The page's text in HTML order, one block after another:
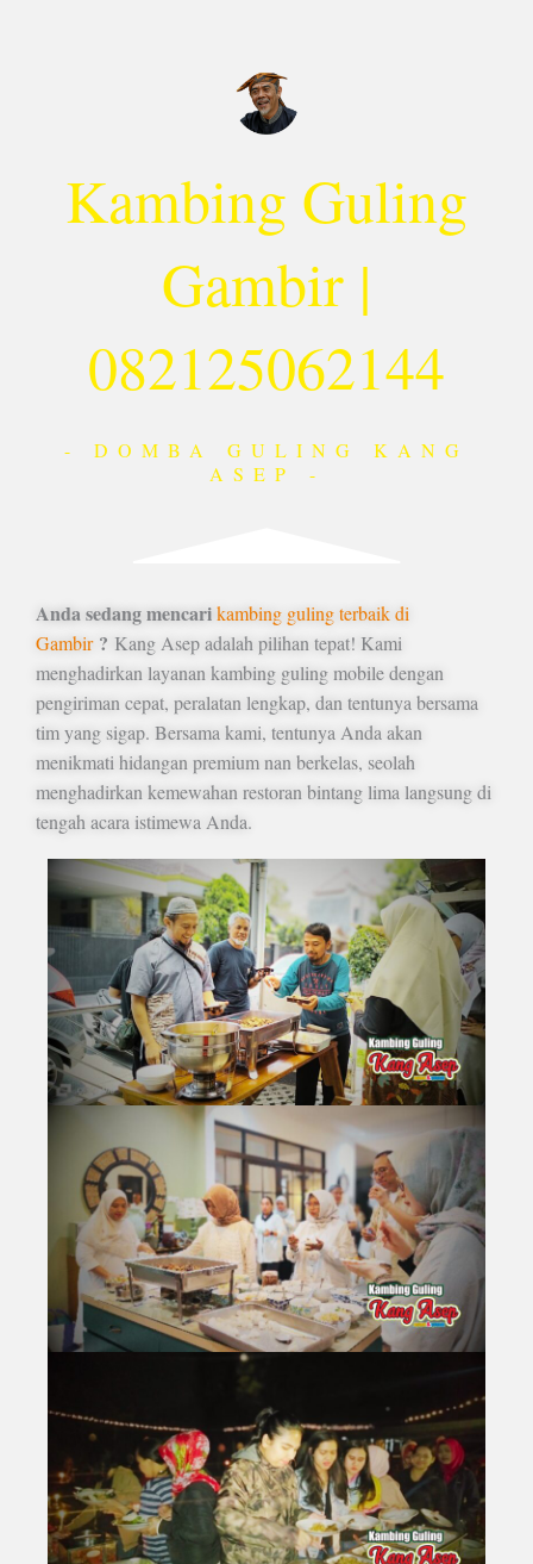
Kambing Guling
Gambir |
082125062144
- DOMBA GULING KANG
ASEP -
Anda sedang mencarikambing guling terbaik di
Gambir ? Kang Asep adalah pilihan tepat! Kami
menghadirkan layanan kambing guling mobile dengan
pengiriman cepat, peralatan lengkap, dan tentunya bersama
tim yang sigap. Bersama kami, tentunya Anda akan
menikmati hidangan premium nan berkelas, seolah
menghadirkan kemewahan restoran bintang lima langsung di
tengah acara istimewa Anda.